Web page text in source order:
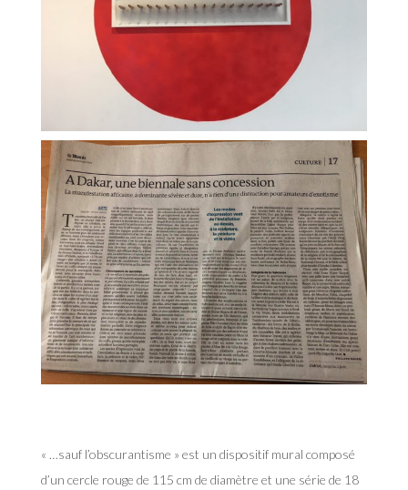
« …sauf l’obscurantisme » est un dispositif mural composé
d’un cercle rouge de 115 cm de diamètre et une série de 18